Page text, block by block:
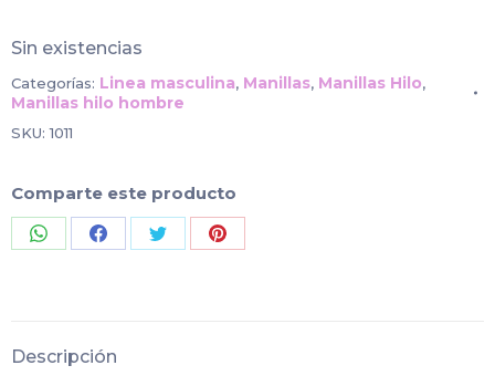
Sin existencias
Categorías: Linea masculina, Manillas, Manillas Hilo,
Manillas hilo hombre
SKU:1011
Comparte este producto
Share Share Share Share
Descripción